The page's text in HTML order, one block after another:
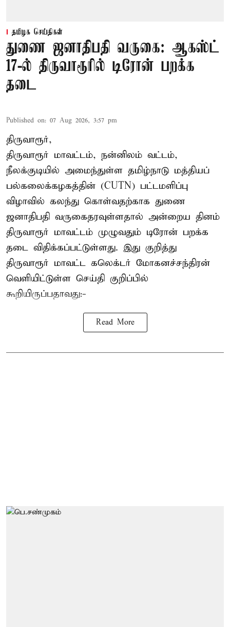
தமிழக செய்திகள்
துணை ஜனாதிபதி வருகை: ஆகஸ்ட்
17-ல் திருவாரூரில் டிரோன் பறக்க
தடை
Published on: 07 Aug 2026, 3:57 pm
திருவாரூர்,
திருவாரூர் மாவட்டம், நன்னிலம் வட்டம்,
நீலக்குடியில் அமைந்துள்ள தமிழ்நாடு மத்தியப்
பல்கலைக்கழகத்தின் (CUTN) பட்டமளிப்பு
விழாவில் கலந்து கொள்வதற்காக துணை
ஜனாதிபதி வருகைதரவுள்ளதால் அன்றைய தினம்
திருவாரூர் மாவட்டம் முழுவதும் டிரோன் பறக்க
தடை விதிக்கப்பட்டுள்ளது. இது குறித்து
திருவாரூர் மாவட்ட கலெக்டர் மோகனச்சந்திரன்
வெளியிட்டுள்ள செய்தி குறிப்பில்
கூறியிருப்பதாவது:-
Read More